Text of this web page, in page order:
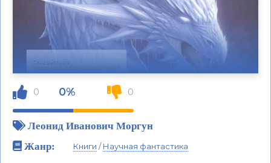
0 0% 0
Леонид Иванович Моргун
Жанр:
Книги /Научная фантастика